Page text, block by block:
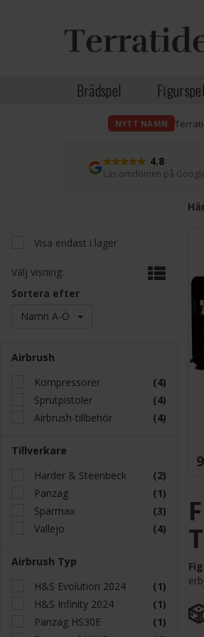
Brädspel Figurspel
NYTT NAMN
4.8
Läs omdömen på
Visa endast i lager
Välj visning:
Sortera efter
Namn A-Ö
Airbrush
Kompressorer
(4)
Sprutpistoler
(4)
Airbrush-tillbehör
(4)
Tillverkare
Harder & Steenbeck
(2)
Panzag
(1)
Sparmax
(3)
Vallejo
(4)
Airbrush Typ
H&S Evolution 2024
(1)
H&S Infinity 2024
(1)
Panzag HS30E
(1)